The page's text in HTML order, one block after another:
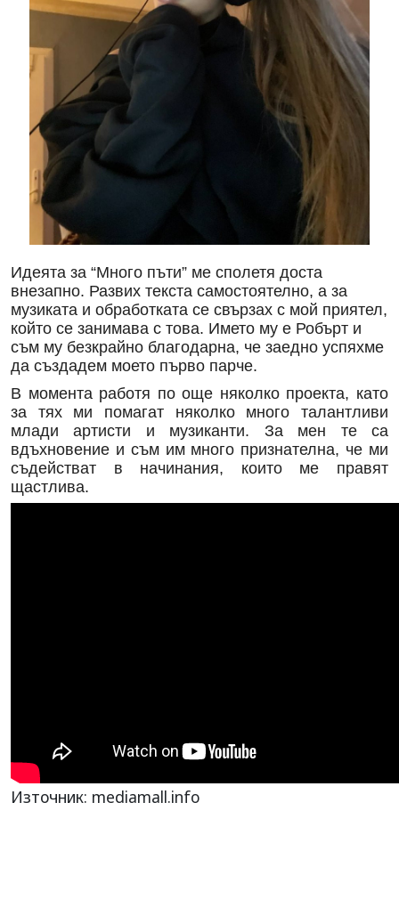
Идеята за “Много пъти” ме сполетя доста
внезапно. Развих текста самостоятелно, а за
музиката и обработката се свързах с мой приятел,
който се занимава с това. Името му е Робърт и
съм му безкрайно благодарна, че заедно успяхме
да създадем моето първо парче.
В момента работя по още няколко проекта, като
за тях ми помагат няколко много талантливи
млади артисти и музиканти. За мен те са
вдъхновение и съм им много признателна, че ми
съдействат в начинания, които ме правят
щастлива.
Източник: mediamall.info